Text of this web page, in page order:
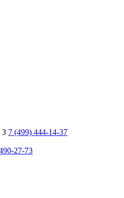
3 7 (499) 444-14-37
27-73